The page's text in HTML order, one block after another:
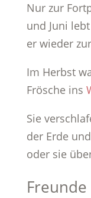
Nur zur
und Juni
er wieder
Im Herbst
Frösche ins
Sie
der Erde
oder sie